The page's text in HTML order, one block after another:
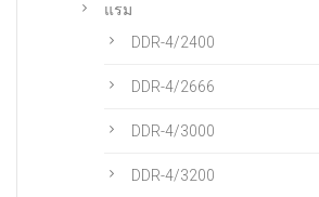
แรม
DDR-4/2400
DDR-4/2666
DDR-4/3000
DDR-4/3200